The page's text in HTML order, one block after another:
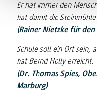
Er hat immer den
hat damit die
(Rainer Nietzke für
Schule soll ein Ort sein,
hat Bernd Holly erreicht.
(Dr. Thomas Spies,
Marburg)